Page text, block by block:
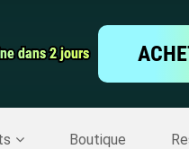
dans 2 jours
dans 2 jours
Boutique
d'écran
Sauvegarde